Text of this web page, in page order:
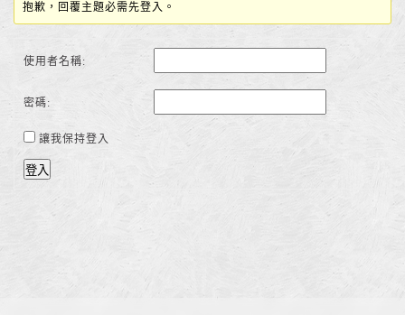
抱歉，回覆主題必需先登入。
使用者名稱:
密碼:
讓我保持登入
登入